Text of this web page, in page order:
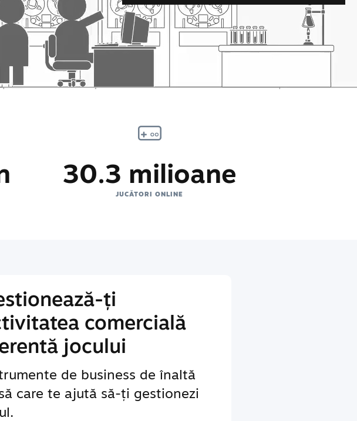
30.3 milioane
JUCĂTORI ONLINE
ți
comercială
jocului
de business de înaltă
care te ajută să-ți gestionezi